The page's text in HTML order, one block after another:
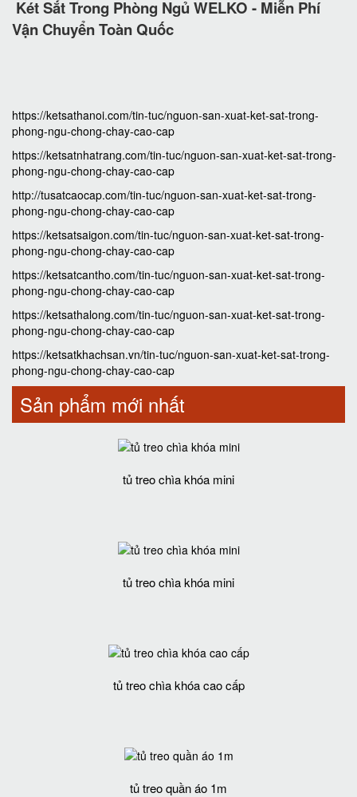
Két Sắt Trong Phòng Ngủ WELKO - Miễn Phí
Vận Chuyển Toàn Quốc
https://ketsathanoi.com/tin-tuc/nguon-san-xuat-ket-sat-trong-
phong-ngu-chong-chay-cao-cap
https://ketsatnhatrang.com/tin-tuc/nguon-san-xuat-ket-sat-trong-
phong-ngu-chong-chay-cao-cap
http://tusatcaocap.com/tin-tuc/nguon-san-xuat-ket-sat-trong-
phong-ngu-chong-chay-cao-cap
https://ketsatsaigon.com/tin-tuc/nguon-san-xuat-ket-sat-trong-
phong-ngu-chong-chay-cao-cap
https://ketsatcantho.com/tin-tuc/nguon-san-xuat-ket-sat-trong-
phong-ngu-chong-chay-cao-cap
https://ketsathalong.com/tin-tuc/nguon-san-xuat-ket-sat-trong-
phong-ngu-chong-chay-cao-cap
https://ketsatkhachsan.vn/tin-tuc/nguon-san-xuat-ket-sat-trong-
phong-ngu-chong-chay-cao-cap
Sản phẩm mới nhất
tủ treo chìa khóa mini
tủ treo chìa khóa mini
tủ treo chìa khóa cao cấp
tủ treo quần áo 1m